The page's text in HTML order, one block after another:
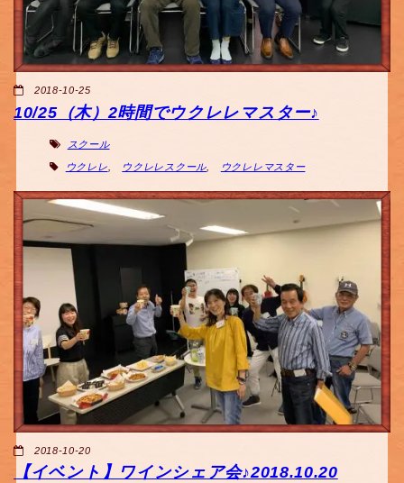
2018-10-25
10/25（木）2時間でウクレレマスター♪
スクール
ウクレレ ウクレレスクール, ウクレレマスター
2018-10-20
【イベント】ワインシェア会♪2018.10.20